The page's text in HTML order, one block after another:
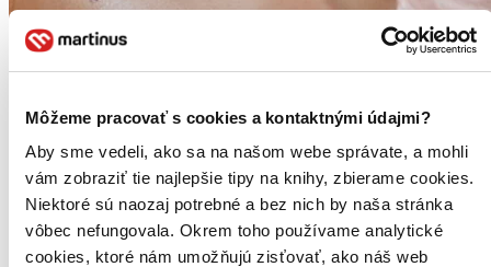
Môžeme pracovať s cookies a kontaktnými údajmi?
Aby sme vedeli, ako sa na našom webe správate, a mohli
vám zobraziť tie najlepšie tipy na knihy, zbierame cookies.
Niektoré sú naozaj potrebné a bez nich by naša stránka
vôbec nefungovala. Okrem toho používame analytické
cookies, ktoré nám umožňujú zisťovať, ako náš web